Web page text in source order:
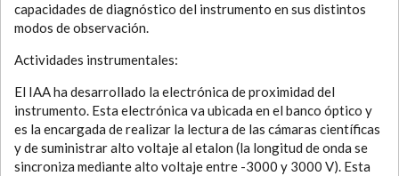
capacidades de diagnóstico del instrumento en sus distintos
modos de observación.
Actividades instrumentales:
El IAA ha desarrollado la electrónica de proximidad del
instrumento. Esta electrónica va ubicada en el banco óptico y
es la encargada de realizar la lectura de las cámaras científicas
y de suministrar alto voltaje al etalon (la longitud de onda se
sincroniza mediante alto voltaje entre -3000 y 3000 V). Esta